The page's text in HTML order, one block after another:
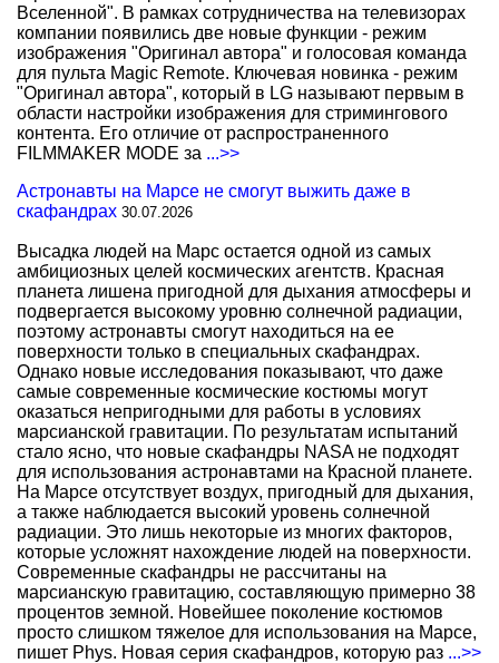
Вселенной". В рамках сотрудничества на телевизорах
компании появились две новые функции - режим
изображения "Оригинал автора" и голосовая команда
для пульта Magic Remote. Ключевая новинка - режим
"Оригинал автора", который в LG называют первым в
области настройки изображения для стримингового
контента. Его отличие от распространенного
FILMMAKER MODE за ...>>
Астронавты на Марсе не смогут выжить даже в
скафандрах 30.07.2026
Высадка людей на Марс остается одной из самых
амбициозных целей космических агентств. Красная
планета лишена пригодной для дыхания атмосферы и
подвергается высокому уровню солнечной радиации,
поэтому астронавты смогут находиться на ее
поверхности только в специальных скафандрах.
Однако новые исследования показывают, что даже
самые современные космические костюмы могут
оказаться непригодными для работы в условиях
марсианской гравитации. По результатам испытаний
стало ясно, что новые скафандры NASA не подходят
для использования астронавтами на Красной планете.
На Марсе отсутствует воздух, пригодный для дыхания,
а также наблюдается высокий уровень солнечной
радиации. Это лишь некоторые из многих факторов,
которые усложнят нахождение людей на поверхности.
Современные скафандры не рассчитаны на
марсианскую гравитацию, составляющую примерно 38
процентов земной. Новейшее поколение костюмов
просто слишком тяжелое для использования на Марсе,
пишет Phys. Новая серия скафандров, которую раз ...>>